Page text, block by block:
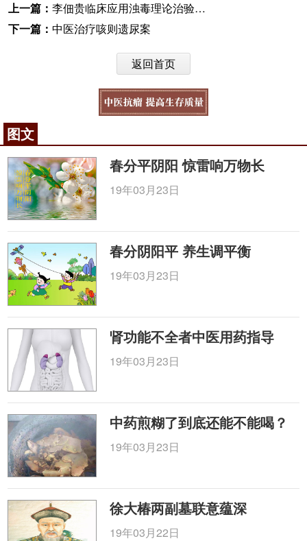
上一篇： 李佃贵临床应用浊毒理论治验二则
下一篇： 中医治疗咳则遗尿案
返回首页
图文
春分平阴阳 惊雷响万物长
19年03月23日
春分阴阳平 养生调平衡
19年03月23日
肾功能不全者中医用药指导
19年03月23日
中药煎糊了到底还能不能喝？
19年03月23日
徐大椿两副墓联意蕴深
19年03月22日